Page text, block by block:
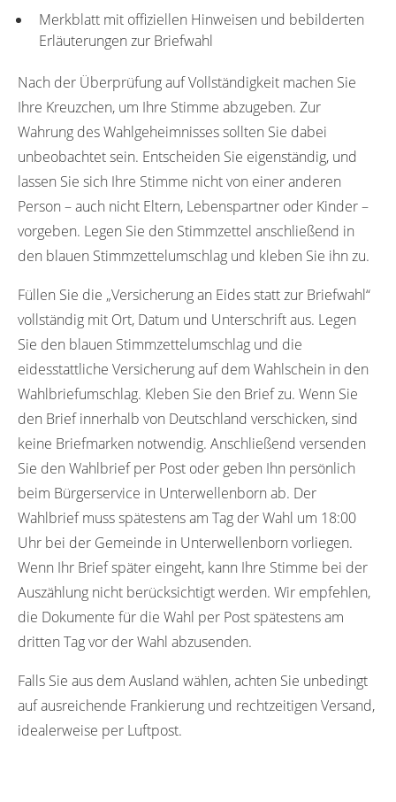
Merkblatt mit offiziellen Hinweisen und bebilderten
Erläuterungen zur Briefwahl
Nach der Überprüfung auf Vollständigkeit machen Sie
Ihre Kreuzchen, um Ihre Stimme abzugeben. Zur
Wahrung des Wahlgeheimnisses sollten Sie dabei
unbeobachtet sein. Entscheiden Sie eigenständig, und
lassen Sie sich Ihre Stimme nicht von einer anderen
Person – auch nicht Eltern, Lebenspartner oder Kinder –
vorgeben. Legen Sie den Stimmzettel anschließend in
den blauen Stimmzettelumschlag und kleben Sie ihn zu.
Füllen Sie die „Versicherung an Eides statt zur Briefwahl“
vollständig mit Ort, Datum und Unterschrift aus. Legen
Sie den blauen Stimmzettelumschlag und die
eidesstattliche Versicherung auf dem Wahlschein in den
Wahlbriefumschlag. Kleben Sie den Brief zu. Wenn Sie
den Brief innerhalb von Deutschland verschicken, sind
keine Briefmarken notwendig. Anschließend versenden
Sie den Wahlbrief per Post oder geben Ihn persönlich
beim Bürgerservice in Unterwellenborn ab. Der
Wahlbrief muss spätestens am Tag der Wahl um 18:00
Uhr bei der Gemeinde in Unterwellenborn vorliegen.
Wenn Ihr Brief später eingeht, kann Ihre Stimme bei der
Auszählung nicht berücksichtigt werden. Wir empfehlen,
die Dokumente für die Wahl per Post spätestens am
dritten Tag vor der Wahl abzusenden.
Falls Sie aus dem Ausland wählen, achten Sie unbedingt
auf ausreichende Frankierung und rechtzeitigen Versand,
idealerweise per Luftpost.